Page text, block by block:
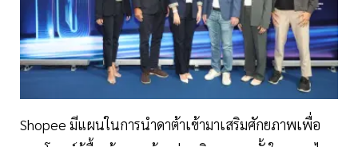
Shopee มีแผนในการนำดาต้าเข้ามาเสริมศักยภาพเพื่อ